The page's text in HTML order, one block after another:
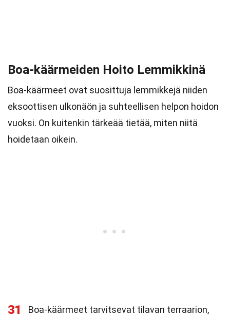
Boa-käärmeiden Hoito Lemmikkinä
Boa-käärmeet ovat suosittuja lemmikkejä niiden
eksoottisen ulkonäön ja suhteellisen helpon hoidon
vuoksi. On kuitenkin tärkeää tietää, miten niitä
hoidetaan oikein.
31
Boa-käärmeet tarvitsevat tilavan terraarion,